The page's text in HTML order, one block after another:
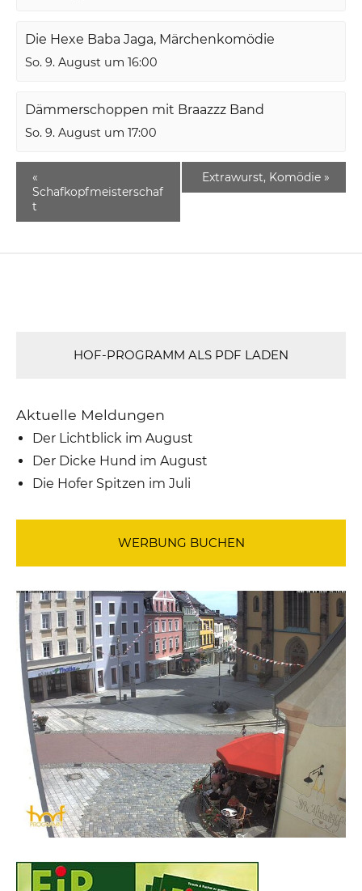
Die Hexe Baba Jaga, Märchenkomödie
So. 9. August um 16:00
Dämmerschoppen mit Braazzz Band
So. 9. August um 17:00
«
Schafkopfmeisterschaf
t
Extrawurst, Komödie »
HOF-PROGRAMM ALS PDF LADEN
Aktuelle Meldungen
Der Lichtblick im August
Der Dicke Hund im August
Die Hofer Spitzen im Juli
WERBUNG BUCHEN